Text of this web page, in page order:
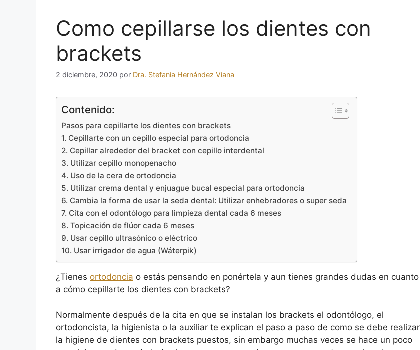
Como cepillarse los dientes con
brackets
2 diciembre, 2020 por Dra. Stefania Hernández Viana
Contenido:
Pasos para cepillarte los dientes con brackets
1. Cepillarte con un cepillo especial para ortodoncia
2. Cepillar alrededor del bracket con cepillo interdental
3. Utilizar cepillo monopenacho
4. Uso de la cera de ortodoncia
5. Utilizar crema dental y enjuague bucal especial para ortodoncia
6. Cambia la forma de usar la seda dental: Utilizar enhebradores o super seda
7. Cita con el odontólogo para limpieza dental cada 6 meses
8. Topicación de flúor cada 6 meses
9. Usar cepillo ultrasónico o eléctrico
10. Usar irrigador de agua (Wáterpik)
¿Tienes ortodoncia o estás pensando en ponértela y aun tienes grandes dudas en cuanto
a cómo cepillarte los dientes con brackets?
Normalmente después de la cita en que se instalan los brackets el odontólogo, el
ortodoncista, la higienista o la auxiliar te explican el paso a paso de como se debe realizar
la higiene de dientes con brackets puestos, sin embargo muchas veces se hace un poco